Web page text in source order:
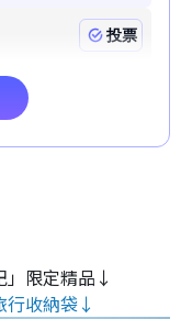
」限定精品↓
行收納袋↓